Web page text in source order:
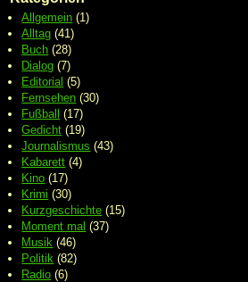
Allgemein (1)
Alltag (41)
Buch (28)
Dialog (7)
Editorial (5)
Fernsehen (30)
Fußball
(17)
Gedicht (19)
Journalismus (43)
Kabarett (4)
Kino (17)
Krimi (30)
Kurzgeschichte (15)
Moment mal (37)
Musik (46)
Politik (82)
Radio (6)